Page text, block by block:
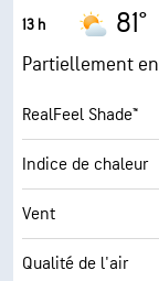
Visibilité
Plafond nuageux
13 h 81°
Partiellement
RealFeel Shade™
Indice de chaleur
Vent
Qualité de l'air